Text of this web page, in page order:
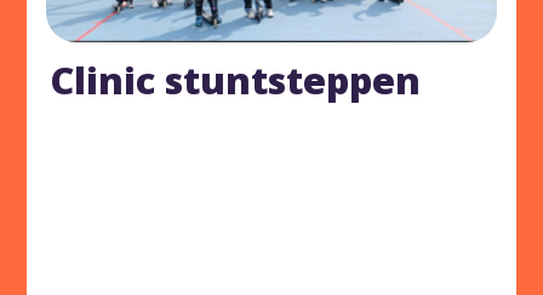
Clinic stuntsteppen